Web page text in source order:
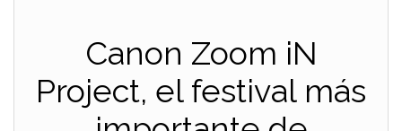
Canon Zoom iN
Project, el festival más